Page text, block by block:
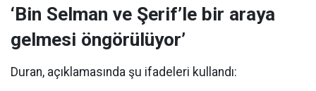
‘Bin Selman ve Şerif’le bir araya
gelmesi öngörülüyor’
Duran, açıklamasında şu ifadeleri kullandı: